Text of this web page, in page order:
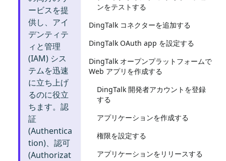
ービスを提
供し、アイ
デンティテ
ィと管理
(IAM) シス
テムを迅速
に立ち上げ
るのに役立
ちます。認
証
(Authentica
tion)、認可
(Authorizat
ンをテストする
DingTalk コネクターを追加する
DingTalk OAuth app を設定する
DingTalk オープンプラットフォームで
Web アプリを作成する
DingTalk 開発者アカウントを登録
する
アプリケーションを作成する
権限を設定する
アプリケーションをリリースする